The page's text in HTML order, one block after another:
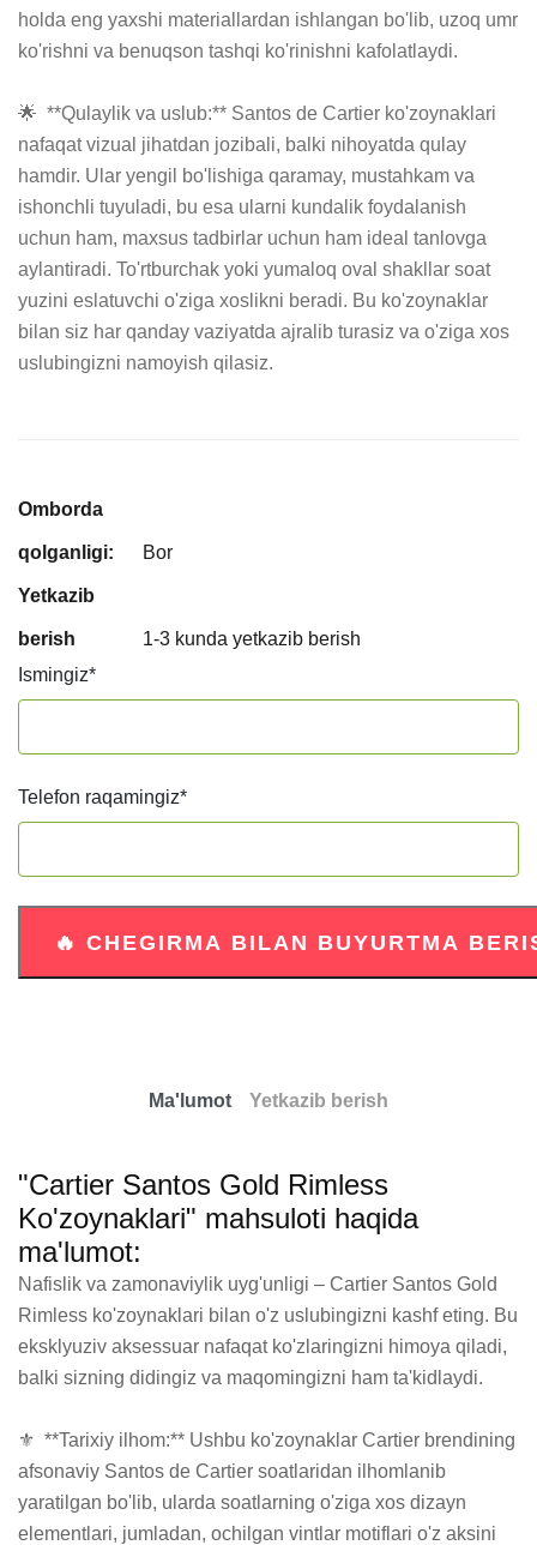
holda eng yaxshi materiallardan ishlangan bo'lib, uzoq umr
ko'rishni va benuqson tashqi ko'rinishni kafolatlaydi.
🌟  **Qulaylik va uslub:** Santos de Cartier ko'zoynaklari
nafaqat vizual jihatdan jozibali, balki nihoyatda qulay
hamdir. Ular yengil bo'lishiga qaramay, mustahkam va
ishonchli tuyuladi, bu esa ularni kundalik foydalanish
uchun ham, maxsus tadbirlar uchun ham ideal tanlovga
aylantiradi. To'rtburchak yoki yumaloq oval shakllar soat
yuzini eslatuvchi o'ziga xoslikni beradi. Bu ko'zoynaklar
bilan siz har qanday vaziyatda ajralib turasiz va o'ziga xos
uslubingizni namoyish qilasiz.
Omborda
qolganligi: Bor
Yetkazib
berish
1-3 kunda yetkazib berish
Ismingiz*
Telefon raqamingiz*
Ma'lumot Yetkazib berish
"Cartier Santos Gold Rimless
Ko'zoynaklari" mahsuloti haqida
ma'lumot:
Nafislik va zamonaviylik uyg'unligi – Cartier Santos Gold
Rimless ko'zoynaklari bilan o'z uslubingizni kashf eting. Bu
eksklyuziv aksessuar nafaqat ko'zlaringizni himoya qiladi,
balki sizning didingiz va maqomingizni ham ta'kidlaydi.
⚜️  **Tarixiy ilhom:** Ushbu ko'zoynaklar Cartier brendining
afsonaviy Santos de Cartier soatlaridan ilhomlanib
yaratilgan bo'lib, ularda soatlarning o'ziga xos dizayn
elementlari, jumladan, ochilgan vintlar motiflari o'z aksini